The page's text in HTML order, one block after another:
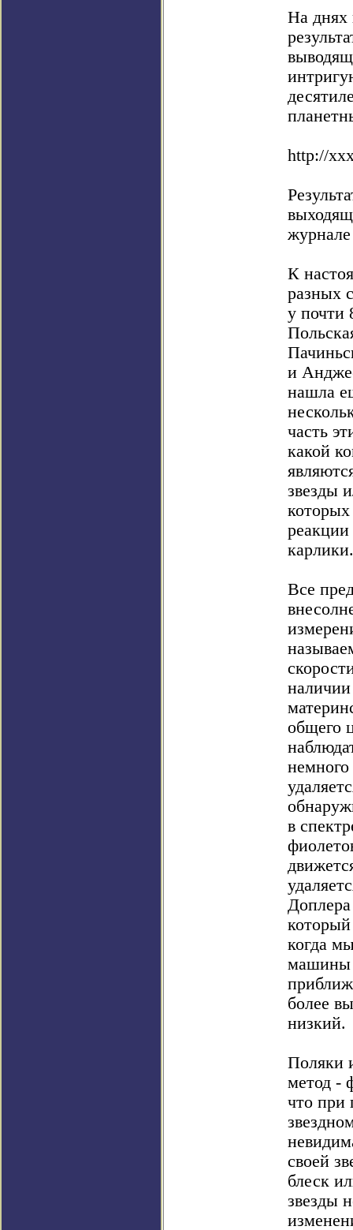
На днях
http://
К
разных
у почти
и
нашла
часть
какой
звезды
карлики.
Все
общего
в
когда
машины
более
низкий.
Поляки
метод -
что при
своей
блеск
звезды